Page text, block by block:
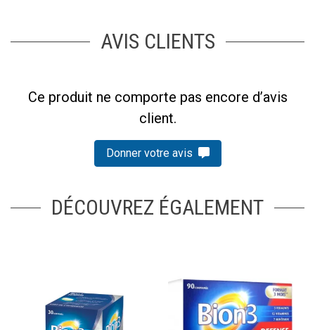
AVIS CLIENTS
Ce produit ne comporte pas encore d’avis
client.
Donner votre avis
DÉCOUVREZ ÉGALEMENT